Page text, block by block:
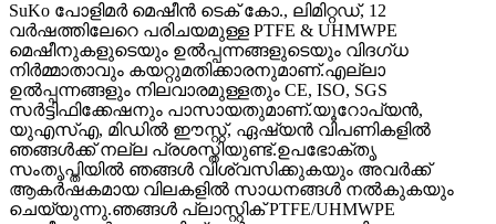
SuKo പോളിമർ മെഷീൻ ടെക് കോ., ലിമിറ്റഡ്, 12
വർഷത്തിലേറെ പരിചയമുള്ള PTFE & UHMWPE
മെഷീനുകളുടെയും ഉൽപ്പന്നങ്ങളുടെയും വിദഗ്ധ
നിർമ്മാതാവും കയറ്റുമതിക്കാരനുമാണ്.എല്ലാ
ഉൽപ്പന്നങ്ങളും നിലവാരമുള്ളതും CE, ISO, SGS
സർട്ടിഫിക്കേഷനും പാസായതുമാണ്.യൂറോപ്യൻ,
യുഎസ്എ, മിഡിൽ ഈസ്റ്റ്, ഏഷ്യൻ വിപണികളിൽ
ഞങ്ങൾക്ക് നല്ല പ്രശസ്തിയുണ്ട്.ഉപഭോക്തൃ
സംതൃപ്തിയിൽ ഞങ്ങൾ വിശ്വസിക്കുകയും അവർക്ക്
ആകർഷകമായ വിലകളിൽ സാധനങ്ങൾ നൽകുകയും
ചെയ്യുന്നു.ഞങ്ങൾ പ്ലാസ്റ്റിക് PTFE/UHMWPE